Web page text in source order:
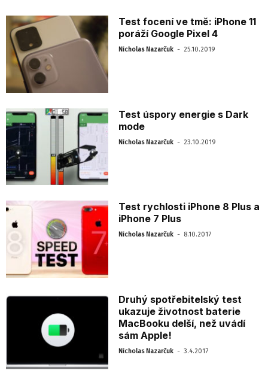
Test focení ve tmě: iPhone 11
poráží Google Pixel 4
Nicholas Nazarčuk - 25.10.2019
Test úspory energie s Dark
mode
Nicholas Nazarčuk - 23.10.2019
Test rychlosti iPhone 8 Plus a
iPhone 7 Plus
Nicholas Nazarčuk - 8.10.2017
Druhý spotřebitelský test
ukazuje životnost baterie
MacBooku delší, než uvádí
sám Apple!
Nicholas Nazarčuk - 3.4.2017